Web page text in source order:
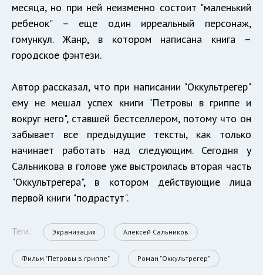
месяца, но при ней неизменно состоит "маленький
ребенок" – еще один ирреальный персонаж,
гомункул. Жанр, в котором написана книга –
городское фэнтези.
Автор рассказал, что при написании "Оккультрегер"
ему не мешал успех книги "Петровы в гриппе и
вокруг него", ставшей бестселлером, потому что он
забывает все предыдущие тексты, как только
начинает работать над следующим. Сегодня у
Сальникова в голове уже выстроилась вторая часть
"Оккультрегера", в котором действующие лица
первой книги "подрастут".
Теги: Экранизация Алексей Сальников
Фильм "Петровы в гриппе" Роман "Оккультрегер"